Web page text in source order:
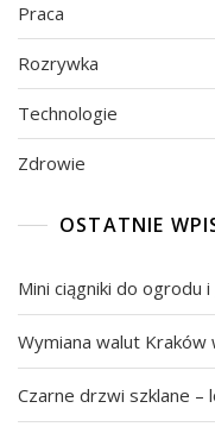
Praca
Rozrywka
Technologie
Zdrowie
OSTATNIE
Mini ciągniki do ogrodu
Wymiana walut Kraków
Czarne drzwi szklane